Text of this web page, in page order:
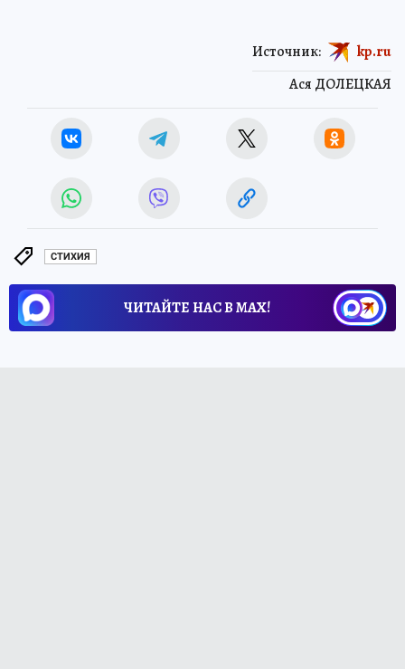
Ася ДОЛЕЦКАЯ
Источник: kp.ru
СТИХИЯ
ЧИТАЙТЕ НАС В МАХ!